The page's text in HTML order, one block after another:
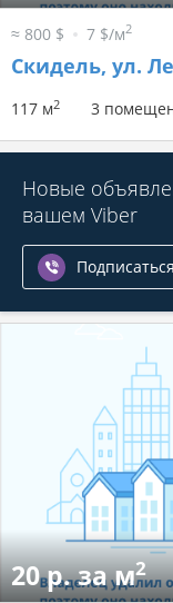
≈ 800 $ 7 $/м2
Скидель, ул.
117 м2 3
Новые
вашем Viber
Подписаться
20 р. за м2